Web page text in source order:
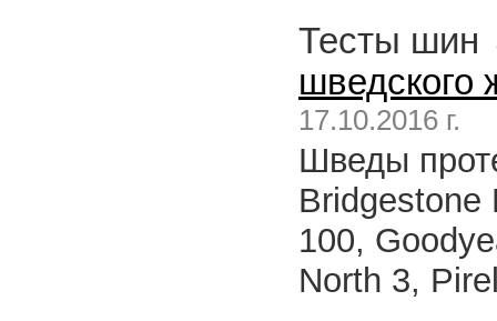
Тесты
шведского
17.10.2016 г.
Шведы
Bridgestone
100,
North 3,